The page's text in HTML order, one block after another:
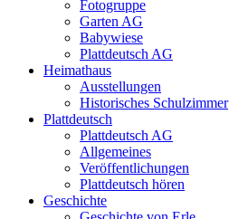
Fotogruppe
Garten AG
Babywiese
Plattdeutsch AG
Heimathaus
Ausstellungen
Historisches Schulzimmer
Plattdeutsch
Plattdeutsch AG
Allgemeines
Veröffentlichungen
Plattdeutsch hören
Geschichte